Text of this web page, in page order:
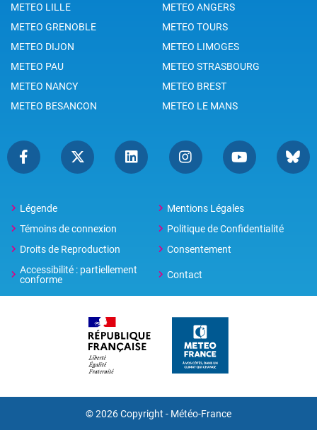
METEO LILLE
METEO ANGERS
METEO GRENOBLE
METEO TOURS
METEO DIJON
METEO LIMOGES
METEO PAU
METEO STRASBOURG
METEO NANCY
METEO BREST
METEO BESANCON
METEO LE MANS
Légende
Mentions Légales
Témoins de connexion
Politique de Confidentialité
Droits de Reproduction
Consentement
Accessibilité : partiellement
conforme
Contact
© 2026 Copyright - Météo-France